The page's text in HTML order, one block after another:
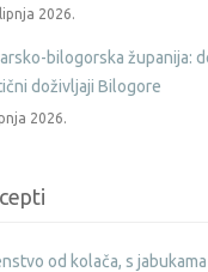
2026.
bilogorska županija:
doživljaji Bilogore
2026.
od kolača, s